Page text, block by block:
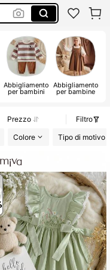
Abbigliamento
per bambini
Abbigliamento
per bambine
Prezzo
Filtro
Colore Tipo di motivo